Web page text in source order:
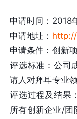
申请时间：2018
申请地址：
申请条件：创新
评选标准：公司
请人对拜耳专业
评选过程及结果
所有创新企业/团